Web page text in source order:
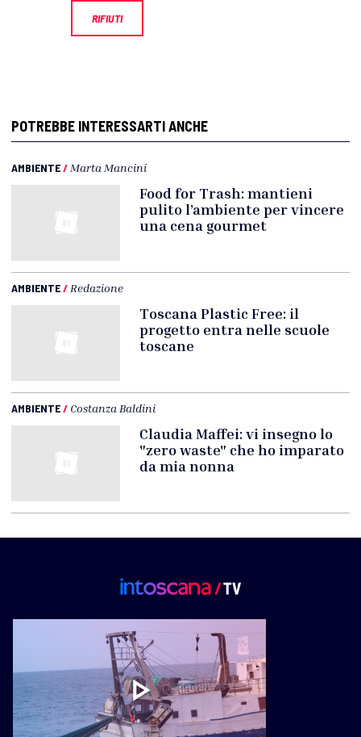
RIFIUTI
POTREBBE INTERESSARTI ANCHE
AMBIENTE/ Marta Mancini
Food for Trash: mantieni
pulito l’ambiente per vincere
una cena gourmet
AMBIENTE/ Redazione
Toscana Plastic Free: il
progetto entra nelle scuole
toscane
AMBIENTE/ Costanza Baldini
Claudia Maffei: vi insegno lo
"zero waste" che ho imparato
da mia nonna